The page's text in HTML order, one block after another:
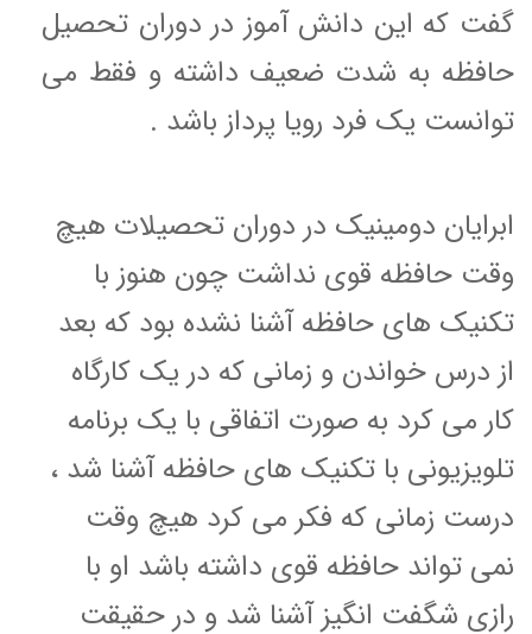
گفت که این دانش آموز در دوران تحصیل
حافظه به شدت ضعیف داشته و فقط می
توانست یک فرد رویا پرداز باشد .
ابرایان دومینیک در دوران تحصیلات هیچ
وقت حافظه قوی نداشت چون هنوز با
تکنیک های حافظه آشنا نشده بود که بعد
از درس خواندن و زمانی که در یک کارگاه
کار می کرد به صورت اتفاقی با یک برنامه
تلویزیونی با تکنیک های حافظه آشنا شد ،
درست زمانی که فکر می کرد هیچ وقت
نمی تواند حافظه قوی داشته باشد او با
رازی شگفت انگیز آشنا شد و در حقیقت